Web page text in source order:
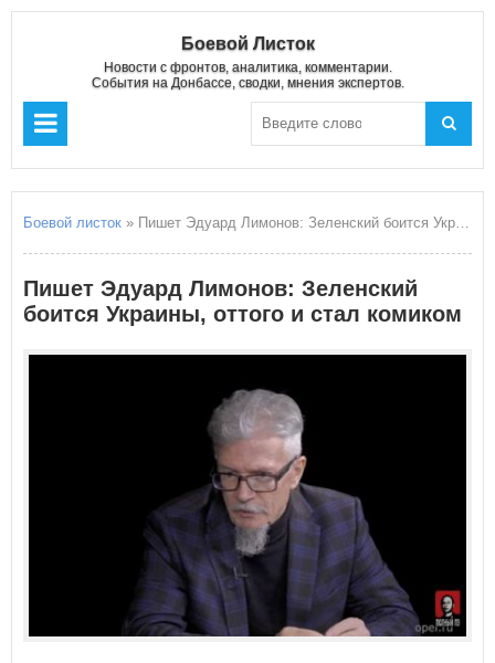
Боевой Листок
Новости с фронтов, аналитика, комментарии.
События на Донбассе, сводки, мнения экспертов.
Боевой листок » Пишет Эдуард Лимонов: Зеленский боится Украины, оттого и стал комиком
Пишет Эдуард Лимонов: Зеленский
боится Украины, оттого и стал комиком